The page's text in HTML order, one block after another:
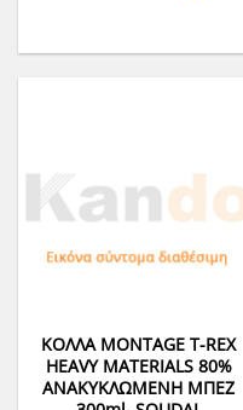
ΚΟΛΛA MONTAGE Τ-REX
HEAVY MATERIALS 80%
ΑΝΑΚΥΚΛΩΜΕΝΗ ΜΠΕΖ